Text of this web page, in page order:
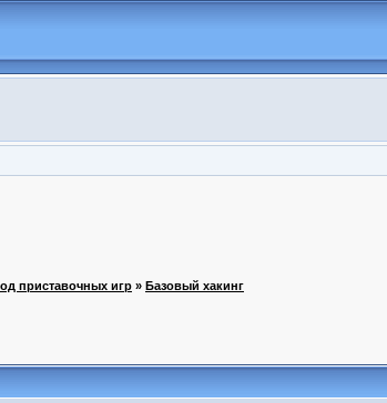
приставочных игр » Базовый хакинг